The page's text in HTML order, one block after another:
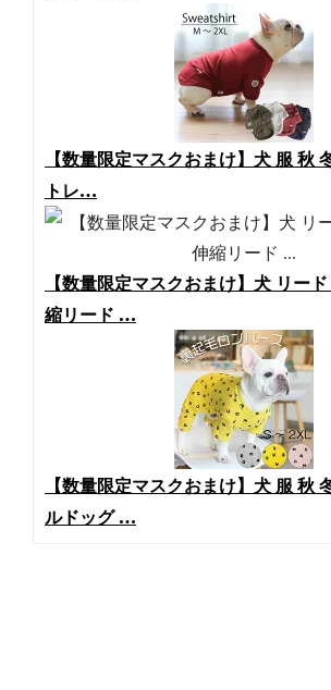
【数量限定マスクおまけ】犬 服 秋
トレ…
【数量限定マスクおまけ】犬 リー
縮リード …
【数量限定マスクおまけ】犬 服 秋
ルドッグ …